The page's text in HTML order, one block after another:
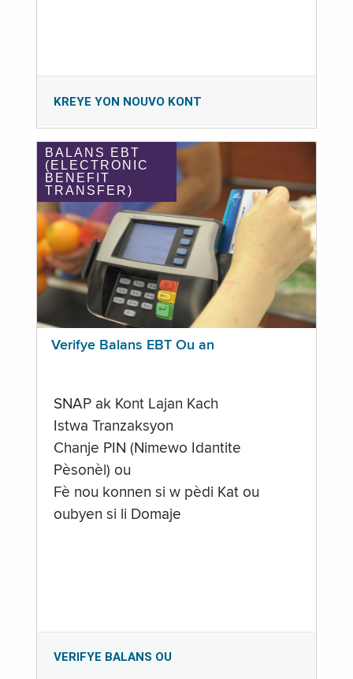
KREYE YON NOUVO KONT
BALANS EBT
(ELECTRONIC
BENEFIT
TRANSFER)
Verifye Balans EBT Ou an
SNAP ak Kont Lajan Kach
Istwa Tranzaksyon
Chanje PIN (Nimewo Idantite
Pèsonèl) ou
Fè nou konnen si w pèdi Kat ou
oubyen si li Domaje
VERIFYE BALANS OU